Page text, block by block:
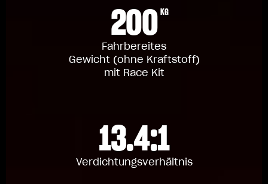
200 KG
Fahrbereites
Gewicht (ohne Kraftstoff)
mit Race Kit
13.4:1
Verdichtungsverhältnis